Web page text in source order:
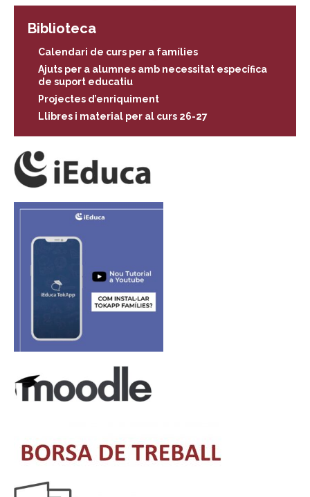
Biblioteca
Calendari de curs per a famílies
Ajuts per a alumnes amb necessitat específica
de suport educatiu
Projectes d’enriquiment
Llibres i material per al curs 26-27